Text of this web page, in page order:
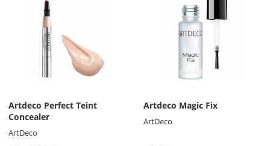
Artdeco Perfect Teint
Concealer
ArtDeco
Artdeco Magic Fix
ArtDeco